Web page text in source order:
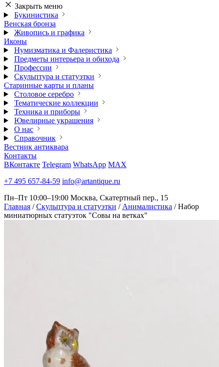
Закрыть меню
Букинистика
Венская бронза
Живопись и графика
Иконы
Нумизматика и Фалеристика
Предметы интерьера и обихода
Профессии
Скульптура и статуэтки
Старинные карты и планы
Столовое серебро
Тематические коллекции
Техника и приборы
Ювелирные украшения
О нас
Справочник
Вестник антиквара
Контакты
ВКонтакте Telegram WhatsApp MAX
+7 495 657-84-59 info@artantique.ru
Пн–Пт 10:00–19:00 Москва, Скатертный пер., 15
Главная / Скульптура и статуэтки / Анималистика / Набор
миниатюрных статуэток "Совы на ветках"